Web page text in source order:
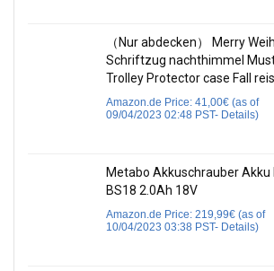
（Nur abdecken） Merry
Schriftzug nachthimmel
Trolley Protector case Fall
Amazon.de Price: 41,00€ (as of
09/04/2023 02:48 PST- Details)
Metabo Akkuschrauber
BS18 2.0Ah 18V
Amazon.de Price: 219,99€ (as of
10/04/2023 03:38 PST- Details)